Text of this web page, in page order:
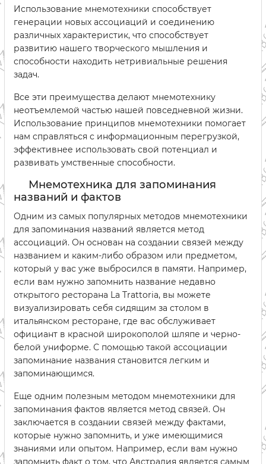
Использование мнемотехники способствует
генерации новых ассоциаций и соединению
различных характеристик, что способствует
развитию нашего творческого мышления и
способности находить нетривиальные решения
задач.
Все эти преимущества делают мнемотехнику
неотъемлемой частью нашей повседневной жизни.
Использование принципов мнемотехники помогает
нам справляться с информационным перегрузкой,
эффективнее использовать свой потенциал и
развивать умственные способности.
Мнемотехника для запоминания
названий и фактов
Одним из самых популярных методов мнемотехники
для запоминания названий является метод
ассоциаций. Он основан на создании связей между
названием и каким-либо образом или предметом,
который у вас уже выбросился в памяти. Например,
если вам нужно запомнить название недавно
открытого ресторана La Trattoria, вы можете
визуализировать себя сидящим за столом в
итальянском ресторане, где вас обслуживает
официант в красной широкополой шляпе и черно-
белой униформе. С помощью такой ассоциации
запоминание названия становится легким и
запоминающимся.
Еще одним полезным методом мнемотехники для
запоминания фактов является метод связей. Он
заключается в создании связей между фактами,
которые нужно запомнить, и уже имеющимися
знаниями или опытом. Например, если вам нужно
запомнить факт о том, что Австралия является самым